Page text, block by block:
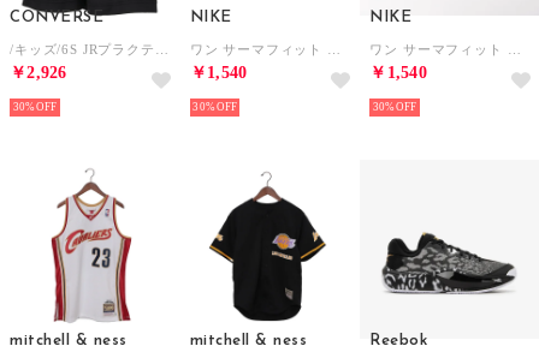
CONVERSE
￥2,926
30%
NIKE
￥1,540
30%
NIKE
￥1,540
30%
mitchell & ness mitchell & ness Reebok